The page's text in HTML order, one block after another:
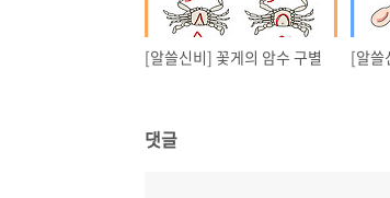
[알쓸신비] 꽃게의 암수 구별
댓글